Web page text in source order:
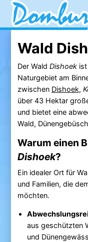
Wald
Der Wald Dishoekist
Naturgebiet am
zwischen Dishoek,
über 43 Hektar
und bietet eine
Wald,
Warum einen
Dishoek?
Ein idealer Ort für
und Familien, die
möchten.
aus geschützten
und